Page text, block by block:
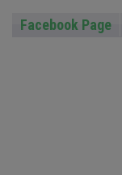
Facebook Page